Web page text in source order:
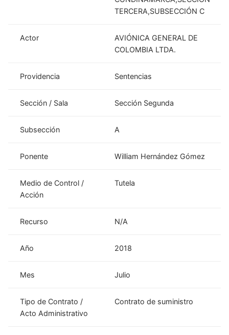
TERCERA,SUBSECCIÓN C
Actor
AVIÓNICA GENERAL DE
COLOMBIA LTDA.
Providencia Sentencias
Sección / Sala Sección Segunda
Subsección A
Ponente William Hernández Gómez
Medio de Control /
Acción
Tutela
Recurso N/A
Año 2018
Mes Julio
Tipo de Contrato /
Acto Administrativo
Contrato de suministro